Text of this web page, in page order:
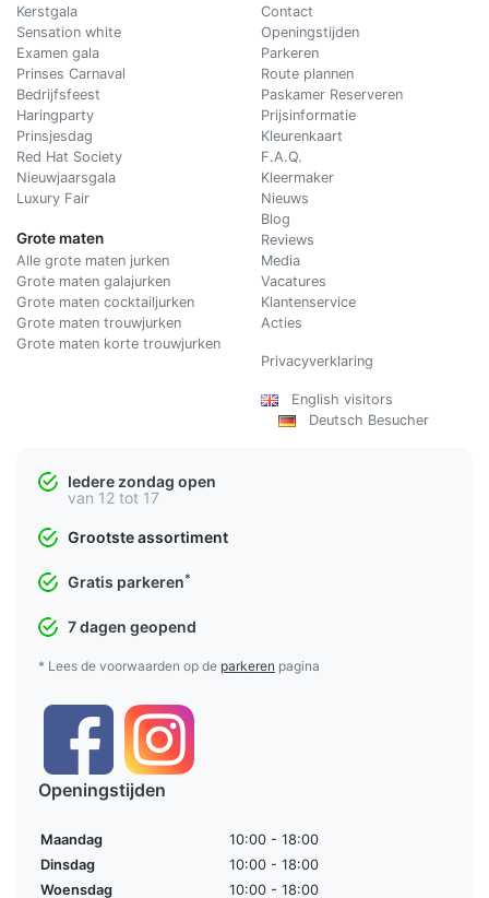
Kerstgala
Sensation white
Examen gala
Prinses Carnaval
Bedrijfsfeest
Haringparty
Prinsjesdag
Red Hat Society
Nieuwjaarsgala
Luxury Fair
Grote maten
Alle grote maten jurken
Grote maten galajurken
Grote maten cocktailjurken
Grote maten trouwjurken
Grote maten korte trouwjurken
Contact
Openingstijden
Parkeren
Route plannen
Paskamer Reserveren
Prijsinformatie
Kleurenkaart
F.A.Q.
Kleermaker
Nieuws
Blog
Reviews
Media
Vacatures
Klantenservice
Acties
Privacyverklaring
English visitors
Deutsch Besucher
Iedere zondag open
van 12 tot 17
Grootste assortiment
Gratis parkeren*
7 dagen geopend
* Lees de voorwaarden op de parkeren pagina
Openingstijden
Maandag
10:00 - 18:00
Dinsdag
10:00 - 18:00
Woensdag
10:00 - 18:00